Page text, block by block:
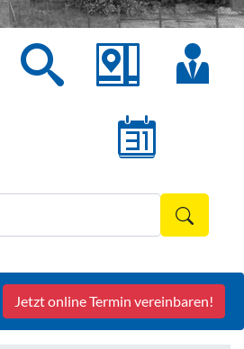
Jetzt online Termin vereinbaren!